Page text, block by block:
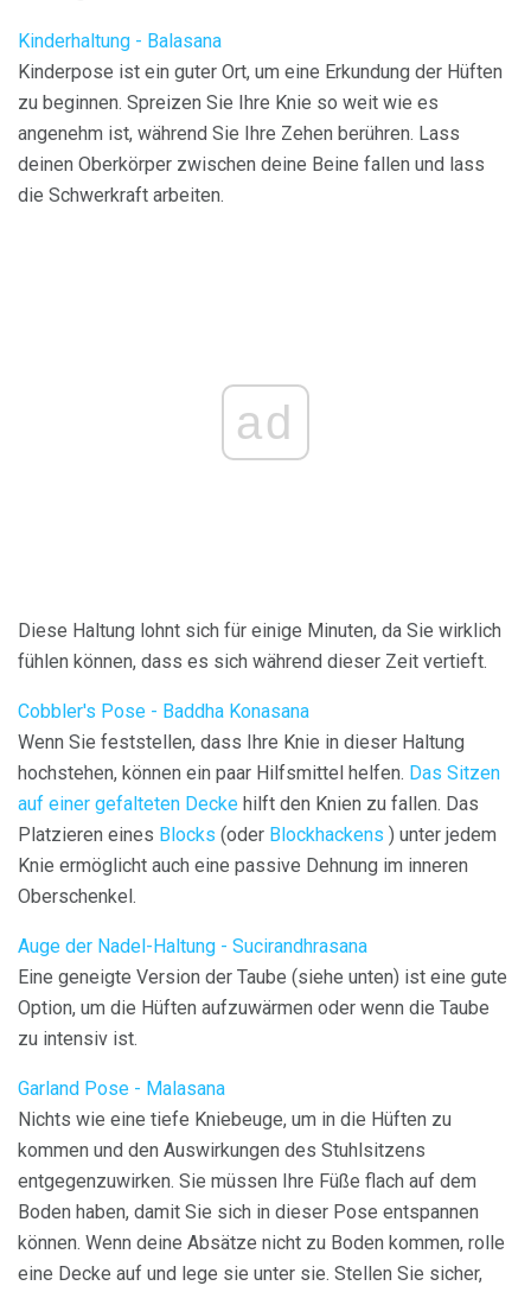
Kinderhaltung - Balasana
Kinderpose ist ein guter Ort, um eine Erkundung der Hüften
zu beginnen. Spreizen Sie Ihre Knie so weit wie es
angenehm ist, während Sie Ihre Zehen berühren. Lass
deinen Oberkörper zwischen deine Beine fallen und lass
die Schwerkraft arbeiten.
ad
Diese Haltung lohnt sich für einige Minuten, da Sie wirklich
fühlen können, dass es sich während dieser Zeit vertieft.
Cobbler's Pose - Baddha Konasana
Wenn Sie feststellen, dass Ihre Knie in dieser Haltung
hochstehen, können ein paar Hilfsmittel helfen. Das Sitzen
auf einer gefalteten Decke hilft den Knien zu fallen. Das
Platzieren eines Blocks (oder Blockhackens ) unter jedem
Knie ermöglicht auch eine passive Dehnung im inneren
Oberschenkel.
Auge der Nadel-Haltung - Sucirandhrasana
Eine geneigte Version der Taube (siehe unten) ist eine gute
Option, um die Hüften aufzuwärmen oder wenn die Taube
zu intensiv ist.
Garland Pose - Malasana
Nichts wie eine tiefe Kniebeuge, um in die Hüften zu
kommen und den Auswirkungen des Stuhlsitzens
entgegenzuwirken. Sie müssen Ihre Füße flach auf dem
Boden haben, damit Sie sich in dieser Pose entspannen
können. Wenn deine Absätze nicht zu Boden kommen, rolle
eine Decke auf und lege sie unter sie. Stellen Sie sicher,